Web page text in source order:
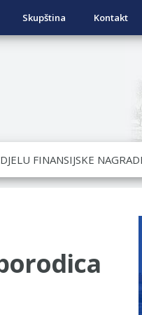
Skupština Kontakt
KUPOVINE
GRADSKI MJESEČNI